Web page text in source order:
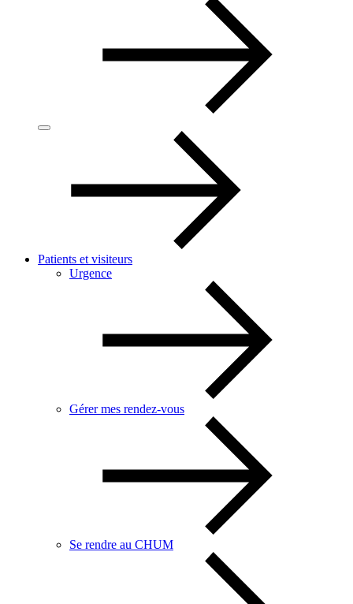
Patients et visiteurs
Urgence
Gérer mes rendez-vous
Se rendre au CHUM